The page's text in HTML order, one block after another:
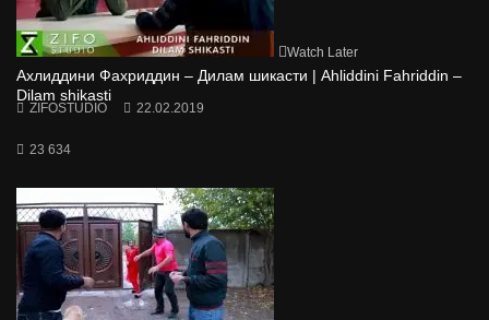
Watch Later
Ахлиддини Фахриддин – Дилам шикасти | Ahliddini Fahriddin –
Dilam shikasti
ZIFOSTUDIO 22.02.2019
23 634